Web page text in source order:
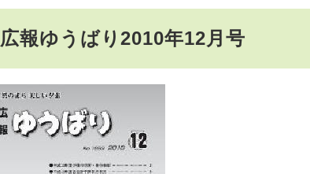
広報ゆうばり2010年12月号